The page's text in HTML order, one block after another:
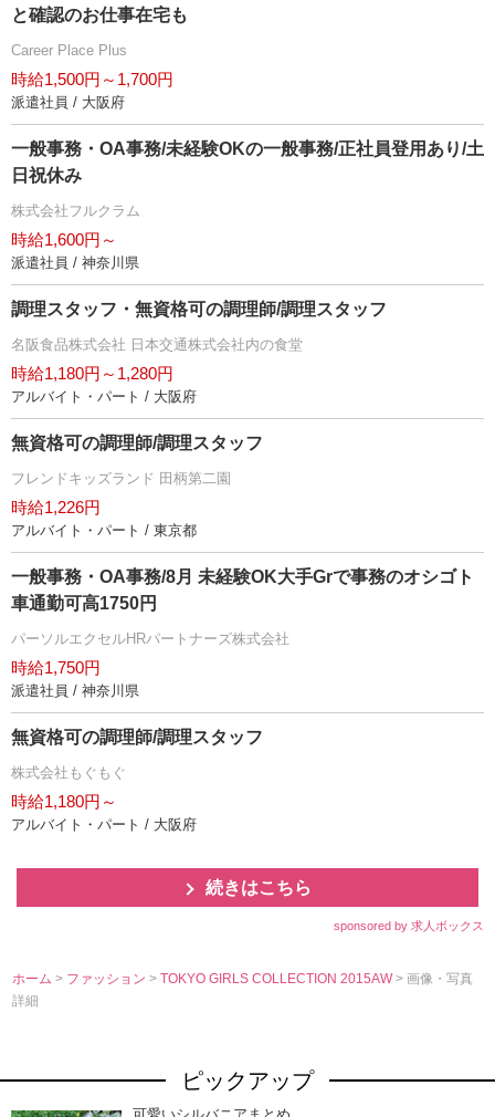
と確認のお仕事在宅も
Career Place Plus
時給1,500円～1,700円
派遣社員 / 大阪府
一般事務・OA事務/未経験OKの一般事務/正社員登用あり/土
日祝休み
株式会社フルクラム
時給1,600円～
派遣社員 / 神奈川県
調理スタッフ・無資格可の調理師/調理スタッフ
名阪食品株式会社 日本交通株式会社内の食堂
時給1,180円～1,280円
アルバイト・パート / 大阪府
無資格可の調理師/調理スタッフ
フレンドキッズランド 田柄第二園
時給1,226円
アルバイト・パート / 東京都
一般事務・OA事務/8月 未経験OK大手Grで事務のオシゴト
車通勤可高1750円
パーソルエクセルHRパートナーズ株式会社
時給1,750円
派遣社員 / 神奈川県
無資格可の調理師/調理スタッフ
株式会社もぐもぐ
時給1,180円～
アルバイト・パート / 大阪府
続きはこちら
sponsored by 求人ボックス
ホーム > ファッション>TOKYO GIRLS COLLECTION 2015AW> 画像・写真
詳細
ピックアップ